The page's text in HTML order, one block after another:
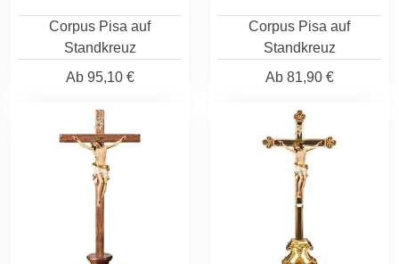
Corpus Pisa auf
Standkreuz
Ab95,10 €
Corpus Pisa auf
Standkreuz
Ab81,90 €